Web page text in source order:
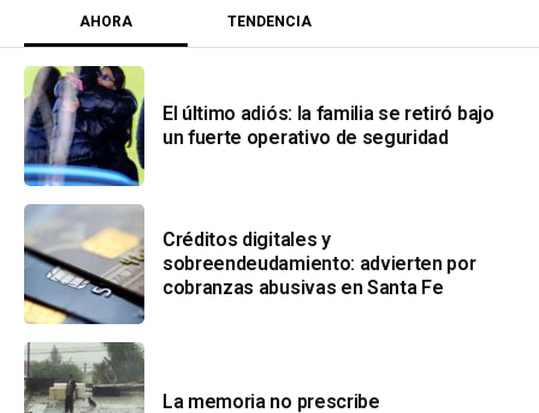
AHORA TENDENCIA
El último adiós: la familia se retiró bajo
un fuerte operativo de seguridad
Créditos digitales y
sobreendeudamiento: advierten por
cobranzas abusivas en Santa Fe
La memoria no prescribe